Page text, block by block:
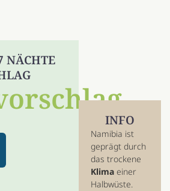
NÄCHTE
INFO
Namibia ist
geprägt durch
das trockene
Klima einer
Halbwüste.